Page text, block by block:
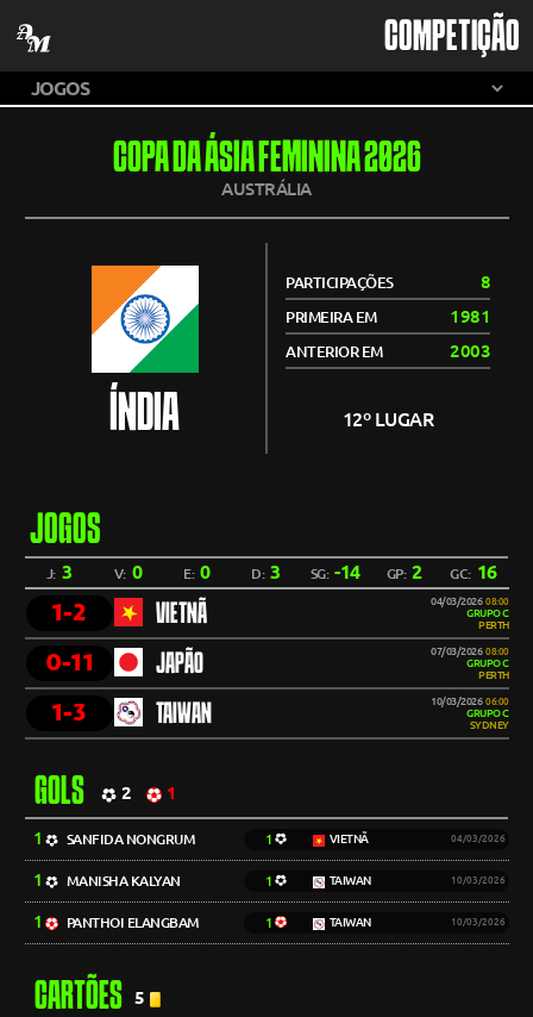
COMPETIÇÃO
COPA DA ÁSIA FEMININA 2026
AUSTRÁLIA
ÍNDIA
PARTICIPAÇÕES 8
PRIMEIRA EM 1981
ANTERIOR EM 2003
12º LUGAR
JOGOS
J: 3 V: 0 E:0 D:3 SG: -14 GP: 2 GC: 16
1-2 VIETNÃ 04/03/2026 08:00
GRUPO C
PERTH
0-11 JAPÃO 07/03/2026 08:00
GRUPO C
PERTH
1-3 TAIWAN 10/03/2026 06:00
GRUPO C
SYDNEY
GOLS 2 1
1 SANFIDA NONGRUM 1 VIETNÃ 04/03/2026
1 MANISHA KALYAN 1 TAIWAN 10/03/2026
1 PANTHOI ELANGBAM 1 TAIWAN 10/03/2026
CARTÕES 5